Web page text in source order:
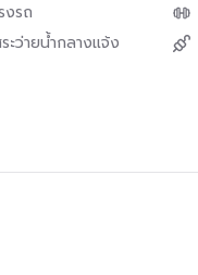
งรถ
ะว่ายน้ำกลางแจ้ง